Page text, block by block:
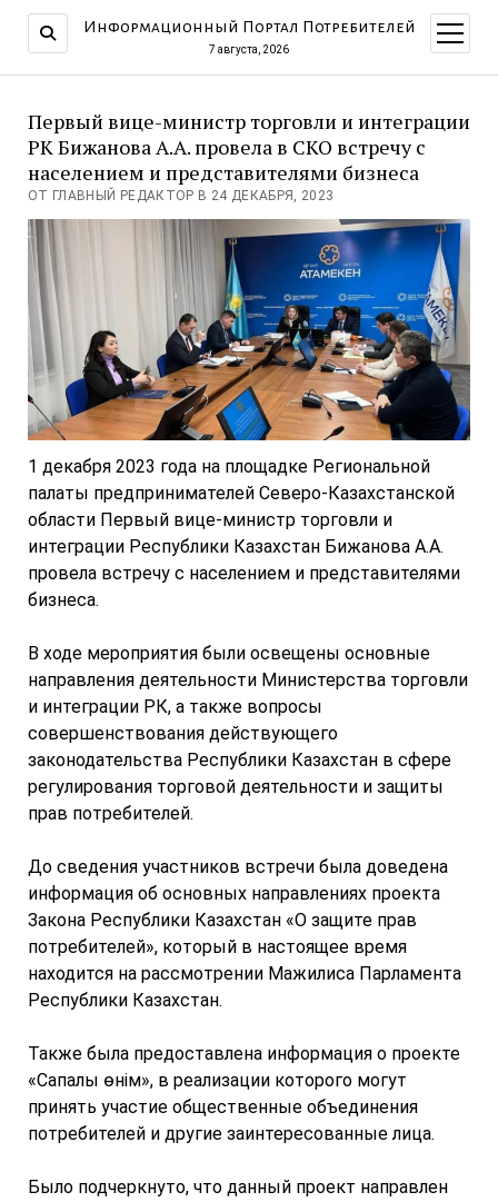
Информационный Портал Потребителей
7 августа, 2026
меню
Первый вице-министр торговли и интеграции
РК Бижанова А.А. провела в СКО встречу с
населением и представителями бизнеса
ОТ ГЛАВНЫЙ РЕДАКТОР В 24 ДЕКАБРЯ, 2023
1 декабря 2023 года на площадке Региональной
палаты предпринимателей Северо-Казахстанской
области Первый вице-министр торговли и
интеграции Республики Казахстан Бижанова А.А.
провела встречу с населением и представителями
бизнеса.
В ходе мероприятия были освещены основные
направления деятельности Министерства торговли
и интеграции РК, а также вопросы
совершенствования действующего
законодательства Республики Казахстан в сфере
регулирования торговой деятельности и защиты
прав потребителей.
До сведения участников встречи была доведена
информация об основных направлениях проекта
Закона Республики Казахстан «О защите прав
потребителей», который в настоящее время
находится на рассмотрении Мажилиса Парламента
Республики Казахстан.
Также была предоставлена информация о проекте
«Сапалы өнім», в реализации которого могут
принять участие общественные объединения
потребителей и другие заинтересованные лица.
Было подчеркнуто, что данный проект направлен